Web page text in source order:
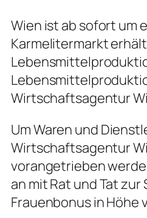
Wien ist ab sofort um
Karmelitermarkt
Wirtschaftsagentur
Um Waren und
Wirtschaftsagentur
vorangetrieben
an mit Rat und Tat
Frauenbonus in Höhe